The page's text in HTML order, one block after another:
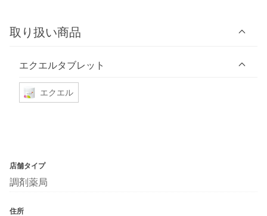
取り扱い商品
エクエルタブレット
エクエル
店舗タイプ
調剤薬局
住所